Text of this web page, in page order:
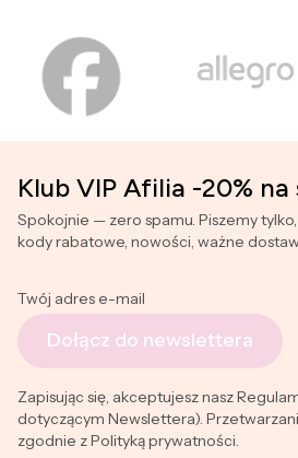
Klub VIP Afilia -20%
Spokojnie — zero spamu. Piszemy
kody rabatowe, nowości, ważne
Twój adres e-mail
Dołącz do newslettera
Zapisując się, akceptujesz nasz
dotyczącym Newslettera).
zgodnie z Polityką prywatności.